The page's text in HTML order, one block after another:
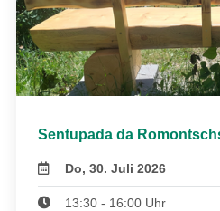
Sentupada da
Do, 30. Juli 2026
13:30 - 16:00 Uhr